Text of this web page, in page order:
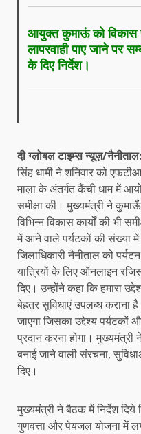
आयुक्त कुमाऊं को विकास
लापरवाही पाए जाने पर
के दिए निर्देश।
दी ग्लोबल टाइम्स न्यूज़/नैनीताल:
सिंह धामी ने शनिवार को
माला के अंतर्गत कैंची धाम में
समीक्षा की। मुख्यमंत्री ने
विभिन्न विकास कार्यों की भी
में आने वाले पर्यटकों की संख्या
जिलाधिकारी नैनीताल को
यात्रियों के लिए ऑनलाइन
दिए। उन्होंने कहा कि हमारा
बेहतर सुविधाएं उपलब्ध कराना
जाएगा जिसका उद्देश्य पर्यटकों
प्रदान करना होगा। मुख्यमंत्री
बनाई जाने वाली संरचना,
दिए।
मुख्यमंत्री ने बैठक में निर्देश
गुणवत्ता और पेयजल योजना में